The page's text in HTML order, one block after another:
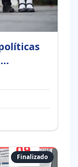
Finalizado